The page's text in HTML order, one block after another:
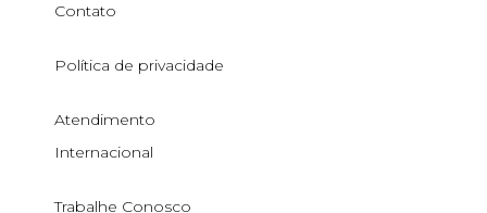
Contato
Política de privacidade
Atendimento
Internacional
Trabalhe Conosco